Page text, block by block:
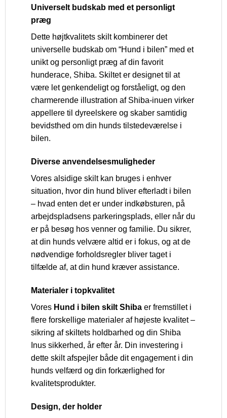
Universelt budskab med et personligt
præg
Dette højtkvalitets skilt kombinerer det
universelle budskab om “Hund i bilen” med et
unikt og personligt præg af din favorit
hunderace, Shiba. Skiltet er designet til at
være let genkendeligt og forståeligt, og den
charmerende illustration af Shiba-inuen virker
appellere til dyreelskere og skaber samtidig
bevidsthed om din hunds tilstedeværelse i
bilen.
Diverse anvendelsesmuligheder
Vores alsidige skilt kan bruges i enhver
situation, hvor din hund bliver efterladt i bilen
– hvad enten det er under indkøbsturen, på
arbejdspladsens parkeringsplads, eller når du
er på besøg hos venner og familie. Du sikrer,
at din hunds velvære altid er i fokus, og at de
nødvendige forholdsregler bliver taget i
tilfælde af, at din hund kræver assistance.
Materialer i topkvalitet
Vores Hund i bilen skilt Shiba er fremstillet i
flere forskellige materialer af højeste kvalitet –
sikring af skiltets holdbarhed og din Shiba
Inus sikkerhed, år efter år. Din investering i
dette skilt afspejler både dit engagement i din
hunds velfærd og din forkærlighed for
kvalitetsprodukter.
Design, der holder